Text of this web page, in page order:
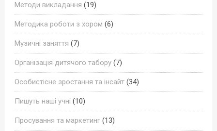
Методи викладання (19)
Методика роботи з хором (6)
Музичні заняття (7)
Організація дитячого табору (7)
Особистісне зростання та інсайт (34)
Пишуть наші учні (10)
Просування та маркетинг (13)